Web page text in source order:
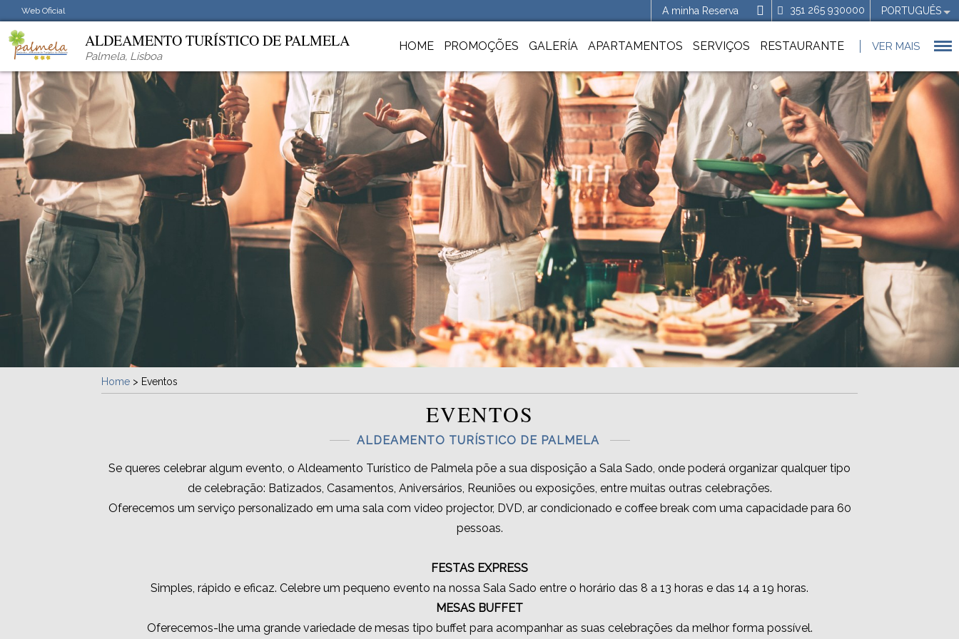
Web Oficial A minha Reserva 351 265 930000 PORTUGUÊS
ALDEAMENTO TURÍSTICO DE PALMELA
Palmela, Lisboa
HOME PROMOÇÕES GALERÍA APARTAMENTOS SERVIÇOS RESTAURANTE VER MAIS
Home > Eventos
EVENTOS
ALDEAMENTO TURÍSTICO DE PALMELA
Se queres celebrar algum evento, o Aldeamento Turístico de Palmela põe a sua disposição a Sala Sado, onde poderá organizar qualquer tipo
de celebração: Batizados, Casamentos, Aniversários, Reuniões ou exposições, entre muitas outras celebrações.
Oferecemos um serviço personalizado em uma sala com video projector, DVD, ar condicionado e coffee break com uma capacidade para 60
pessoas.
FESTAS EXPRESS
Simples, rápido e eficaz. Celebre um pequeno evento na nossa Sala Sado entre o horário das 8 a 13 horas e das 14 a 19 horas.
MESAS BUFFET
Oferecemos-lhe uma grande variedade de mesas tipo buffet para acompanhar as suas celebrações da melhor forma possível.